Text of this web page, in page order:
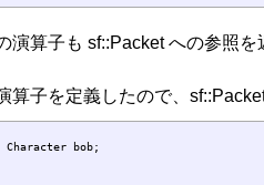
演算子も sf::Packet への参照
算子を定義したので、
Character bob;